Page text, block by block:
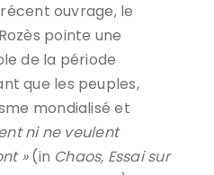
ouvrage, le
pointe une
de la période
que les peuples,
mondialisé et
ni ne veulent
»(in Chaos, Essai sur